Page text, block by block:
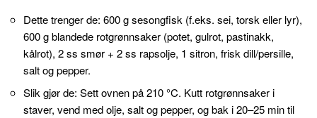
Dette trenger de: 600 g sesongfisk (f.eks. sei, torsk eller lyr),
600 g blandede rotgrønnsaker (potet, gulrot, pastinakk,
kålrot), 2 ss smør + 2 ss rapsolje, 1 sitron, frisk dill/persille,
salt og pepper.
Slik gjør de: Sett ovnen på 210 °C. Kutt rotgrønnsaker i
staver, vend med olje, salt og pepper, og bak i 20–25 min til